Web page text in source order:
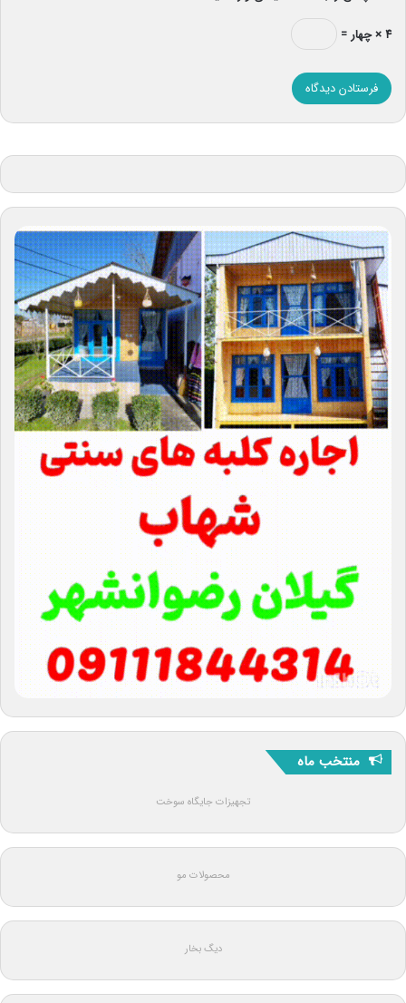
۴ × چهار =
منتخب ماه
تجهیزات جایگاه سوخت
محصولات مو
دیگ بخار